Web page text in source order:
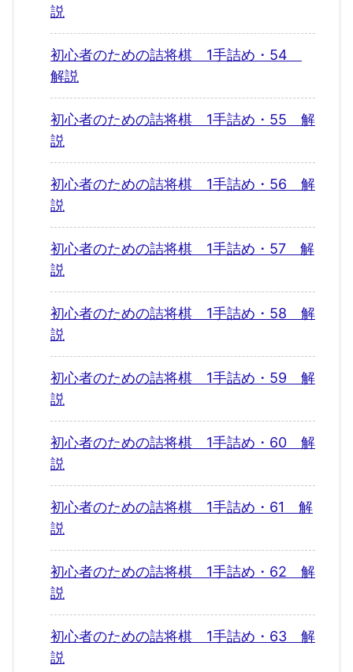
説
初心者のための詰将棋 1手詰め・54
解説
初心者のための詰将棋 1手詰め・55 解
説
初心者のための詰将棋 1手詰め・56 解
説
初心者のための詰将棋 1手詰め・57 解
説
初心者のための詰将棋 1手詰め・58 解
説
初心者のための詰将棋 1手詰め・59 解
説
初心者のための詰将棋 1手詰め・60 解
説
初心者のための詰将棋 1手詰め・61 解
説
初心者のための詰将棋 1手詰め・62 解
説
初心者のための詰将棋 1手詰め・63 解
説